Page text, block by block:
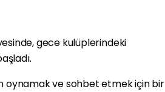
gece kulüplerindeki
oynamak ve sohbet etmek için bir